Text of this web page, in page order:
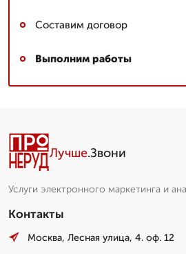
Составим договор
Выполним работы
Лучше.Звони
Услуги электронного маркетинга и
Контакты
Москва, Лесная улица, 4. оф. 12